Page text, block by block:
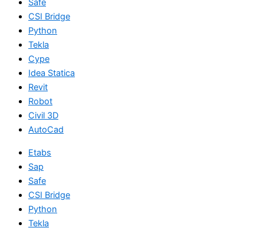
Safe
CSI Bridge
Python
Tekla
Cype
Idea Statica
Revit
Robot
Civil 3D
AutoCad
Etabs
Sap
Safe
CSI Bridge
Python
Tekla